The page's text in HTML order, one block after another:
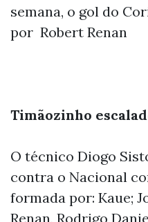
semana, o gol do
por Robert Renan
Timãozinho
O técnico Diogo
contra o Nacional
formada por: Kaue;
Renan, Rodrigo